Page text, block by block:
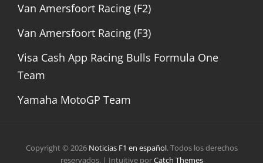
Van Amersfoort Racing (F2)
Van Amersfoort Racing (F3)
Visa Cash App Racing Bulls Formula One
Team
Yamaha MotoGP Team
Copyright © 2026 Noticias F1 en español. Todos los derechos
reservados. | Intuitive porCatch Themes